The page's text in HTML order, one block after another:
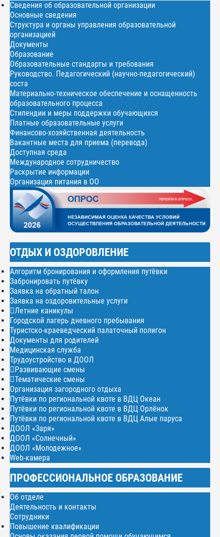
Сведения об образовательной организации
Основные сведения
Структура и органы управления образовательной
организацией
Документы
Образование
Образовательные стандарты и требования
Руководство. Педагогический (научно-педагогический)
соста
Материально-техническое обеспечение и оснащенность
образовательного процесса
Стипендии и меры поддержки обучающихся
Платные образовательные услуги
Финансово-хозяйственная деятельность
Вакантные места для приема (перевода)
Доступная среда
Международное сотрудничество
Раскрытие информации
Организация питания в ОО
ОТДЫХ И ОЗДОРОВЛЕНИЕ
Алгоритм бронирования и оформления путёвки
Забронировать путёвку
Заявка на обратный талон
Заявка на оздоровительные услуги
Летние каникулы
Городской лагерь дневного пребывания
Туристско-краеведческий палаточный полигон
Документы для родителей
Медицинская служба
Трудоустройство в ДООЛ
Развивающие смены
Тематические смены
Организация загородного отдыха
Путёвки по региональной квоте в ВДЦ Океан
Путёвки по региональной квоте в ВДЦ Орлёнок
Путёвки по региональной квоте в ВДЦ Алые паруса
ДООЛ «Заря»
ДООЛ «Солнечный»
ДООЛ «Молодежное»
Web-камера
ПРОФЕССИОНАЛЬНОЕ ОБРАЗОВАНИЕ
Об отделе
Деятельность и контакты
Сотрудники
Повышение квалификации